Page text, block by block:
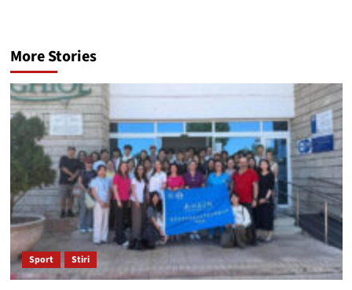
More Stories
Sport Stiri